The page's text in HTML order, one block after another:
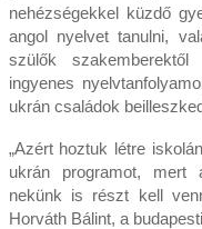
nehézségekkel küzdő
angol nyelvet tanulni,
szülők
ingyenes
ukrán családok
„Azért hoztuk létre
ukrán programot, mert
nekünk is részt kell
Horváth Bálint, a